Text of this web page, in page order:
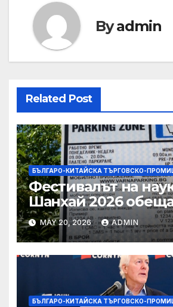
Byadmin
Related Post
БЪЛГАРО-КИТАЙСКА ТЪРГОВСКО-
Фестивалът на
Шанхай 2026
вълнуващи научно-
технологични
MAY 20, 2026 ADMIN
БЪЛГАРО-КИТАЙСКА ТЪРГОВСКО-